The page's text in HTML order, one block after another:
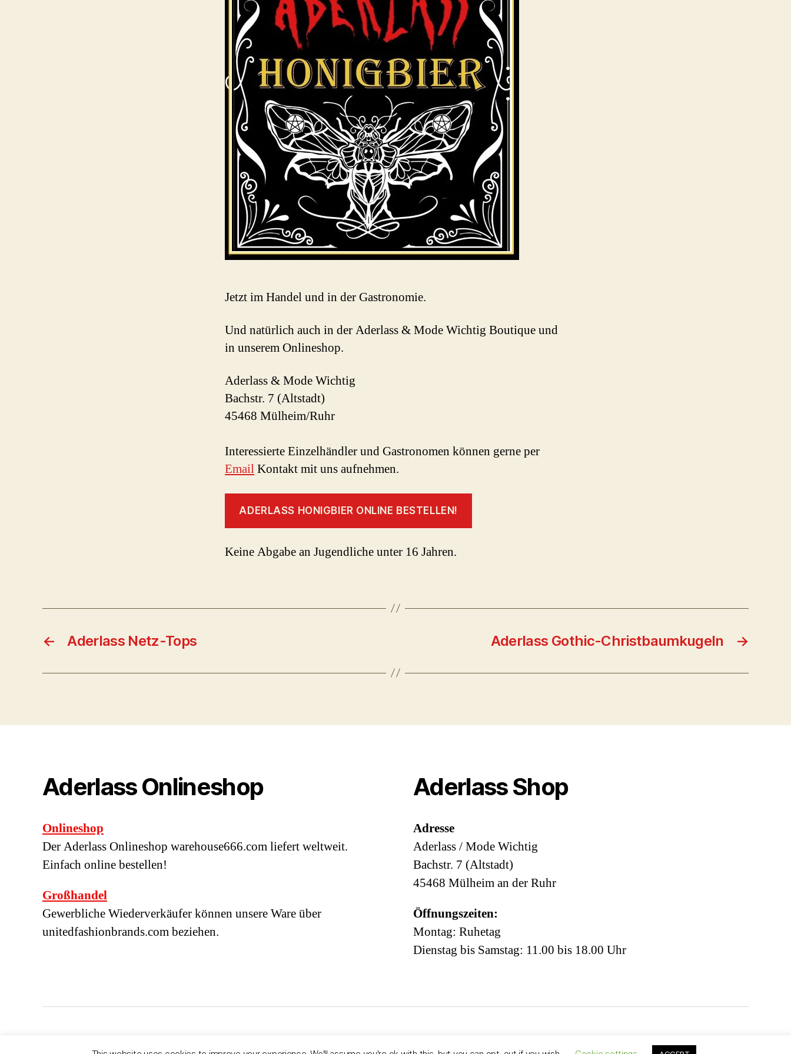
Jetzt im Handel und in der Gastronomie.
Und natürlich auch in der Aderlass & Mode Wichtig Boutique und
in unserem Onlineshop.
Aderlass & Mode Wichtig
Bachstr. 7 (Altstadt)
45468 Mülheim/Ruhr
Interessierte Einzelhändler und Gastronomen können gerne per
EmailKontakt mit uns aufnehmen.
ADERLASS HONIGBIER ONLINE BESTELLEN!
Keine Abgabe an Jugendliche unter 16 Jahren.
← Aderlass Netz-Tops →
Aderlass Gothic-Christbaumkugeln
Aderlass Onlineshop
Onlineshop
Der Aderlass Onlineshop warehouse666.com liefert weltweit.
Einfach online bestellen!
Großhandel
Gewerbliche Wiederverkäufer können unsere Ware über
unitedfashionbrands.com beziehen.
Aderlass Shop
Adresse
Aderlass / Mode Wichtig
Bachstr. 7 (Altstadt)
45468 Mülheim an der Ruhr
Öffnungszeiten:
Montag: Ruhetag
Dienstag bis Samstag: 11.00 bis 18.00 Uhr